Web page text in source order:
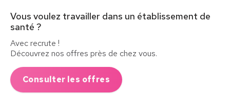
Vous voulez travailler dans un établissement de
santé ?
Avec recrute !
Découvrez nos offres près de chez vous.
Consulter les offres